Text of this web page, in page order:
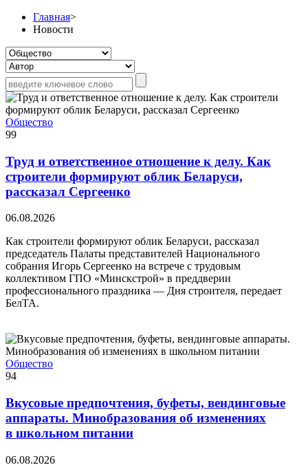
Главная>
Новости
Общество
99
Труд и ответственное отношение к делу. Как
строители формируют облик Беларуси,
рассказал Сергеенко
06.08.2026
Как строители формируют облик Беларуси, рассказал
председатель Палаты представителей Национального
собрания Игорь Сергеенко на встрече с трудовым
коллективом ГПО «Минскстрой» в преддверии
профессионального праздника — Дня строителя, передает
БелТА.
Общество
94
Вкусовые предпочтения, буфеты, вендинговые
аппараты. Минобразования об изменениях
в школьном питании
06.08.2026